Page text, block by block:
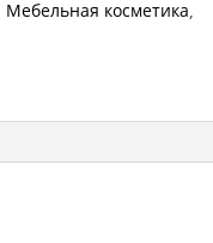
Мебельная косметика,